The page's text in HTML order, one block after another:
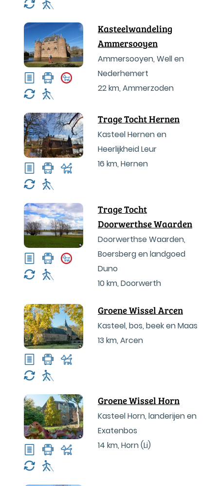
Kasteelwandeling
Ammersooyen
Ammersooyen, Well en
Nederhemert
22 km, Ammerzoden
Trage Tocht Hernen
Kasteel Hernen en
Heerlijkheid Leur
16 km, Hernen
Trage Tocht
Doorwerthse Waarden
Doorwerthse Waarden,
Boersberg en landgoed
Duno
10 km, Doorwerth
Groene Wissel Arcen
Kasteel, bos, beek en Maas
13 km, Arcen
Groene Wissel Horn
Kasteel Horn, landerijen en
Exatenbos
14 km, Horn (Li)